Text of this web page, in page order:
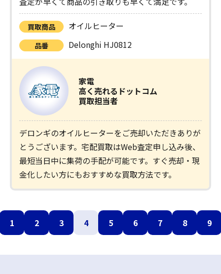
買取商品 オイルヒーター
品番 Delonghi HJ0812
家電
高く売れるドットコム
買取担当者
デロンギのオイルヒーターをご売却いただきありが
とうございます。宅配買取はWeb査定申し込み後、
最短当日中に集荷の手配が可能です。すぐ売却・現
金化したい方にもおすすめな買取方法です。
1 2 3 4 5 6 7 8 9